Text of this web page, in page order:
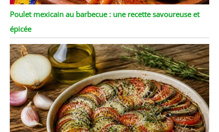
Poulet mexicain au barbecue : une recette savoureuse et
épicée